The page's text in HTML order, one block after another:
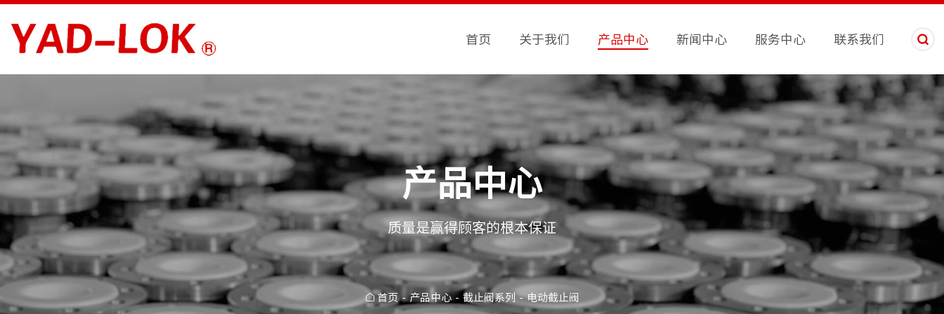
首页 关于我们 产品中心 新闻中心 服务中心 联系我们 
产品中心
质量是赢得顾客的根本保证
首页 产品中心 截止阀系列 电动截止阀